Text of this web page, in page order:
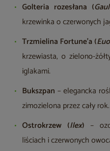
Golteria rozesłana (
krzewinka o czerwonych
Trzmielina Fortune’a (
krzewiasta, o zielono-
iglakami.
Bukszpan – elegancka
zimozielona przez cały rok.
Ostrokrzew (Ilex) –
liściach i czerwonych